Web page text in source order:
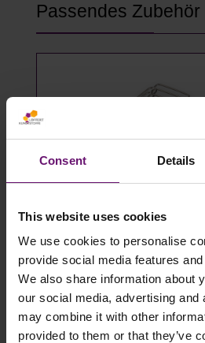
Consent Details
This website uses cookies
We use cookies to personalise
provide social media features
We also share information about
our social media, advertising and
may combine it with other
provided to them or that they’ve
Produktgalerie überspringen
Passendes Zubehör
- 100 Stück